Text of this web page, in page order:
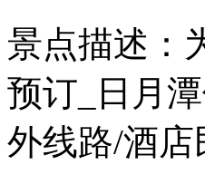
景点描述：
预订_日月
外线路/酒店